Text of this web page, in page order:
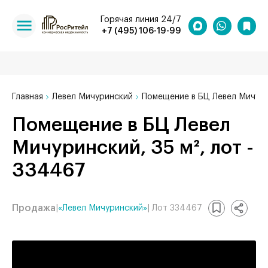
+7 (495) 106-19-99
Горячая линия 24/7
Главная Левел Мичуринский Помещение в БЦ Левел
Помещение в БЦ Левел
Мичуринский, 35 м², лот -
334467
Продажа «Левел Мичуринский» | Лот 334467